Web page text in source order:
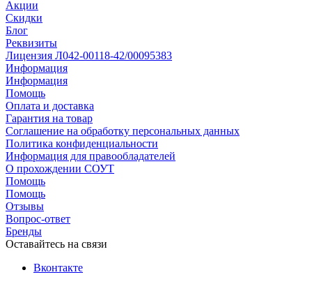
Акции
Скидки
Блог
Реквизиты
Лицензия Л042-00118-42/00095383
Информация
Информация
Помощь
Оплата и доставка
Гарантия на товар
Соглашение на обработку персональных данных
Политика конфиденциальности
Информация для правообладателей
О прохождении СОУТ
Помощь
Помощь
Отзывы
Вопрос-ответ
Бренды
Оставайтесь на связи
Вконтакте